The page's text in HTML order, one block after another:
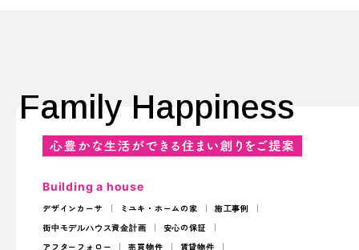
Family Happiness
Building a house
デザインカーサ ミユキ・ホームの家
施工事例
街中モデルハウス資金計画
安心の保証
アフターフォロー
売買物件 賃貸物件